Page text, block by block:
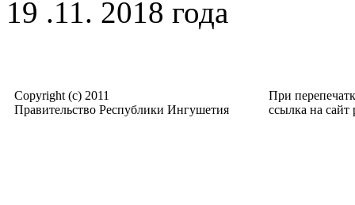
19 .11. 2018 года
Copyright (c) 2011
Правительство Республики Ингушетия
При
ссылка на сайт